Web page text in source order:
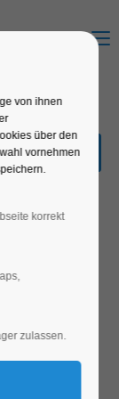
Menu
Rätsel.
geh auf eine
die Neu-
von ihnen
über den
vornehmen
korrekt
zulassen.